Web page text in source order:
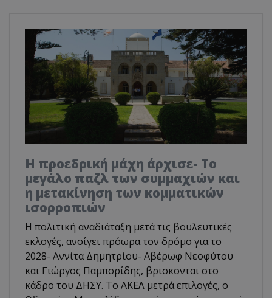
Η προεδρική μάχη άρχισε- Το
μεγάλο παζλ των συμμαχιών και
η μετακίνηση των κομματικών
ισορροπιών
Η πολιτική αναδιάταξη μετά τις βουλευτικές
εκλογές, ανοίγει πρόωρα τον δρόμο για το
2028- Αννίτα Δημητρίου- Αβέρωφ Νεοφύτου
και Γιώργος Παμπορίδης, βρισκονται στο
κάδρο του ΔΗΣΥ. Το ΑΚΕΛ μετρά επιλογές, ο